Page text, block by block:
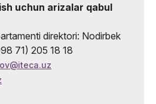
uchun arizalar qabul
direktori: Nodirbek
71) 205 18 18